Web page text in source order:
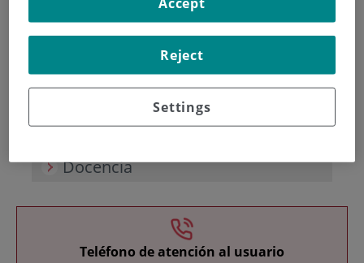
Investigación
Docencia
Teléfono de atención al usuario
Settings
Reject